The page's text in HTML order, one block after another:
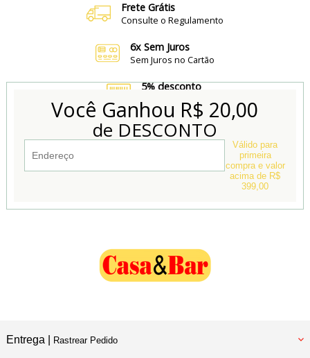
Frete Grátis
Consulte o Regulamento
6x Sem Juros
Sem Juros no Cartão
5% desconto
no Boleto e Pix
Conheça também
Nossa Loja Física
Você Ganhou R$ 20,00
de DESCONTO
Válido para
primeira
compra e valor
acima de R$
399,00
Entrega | Rastrear Pedido